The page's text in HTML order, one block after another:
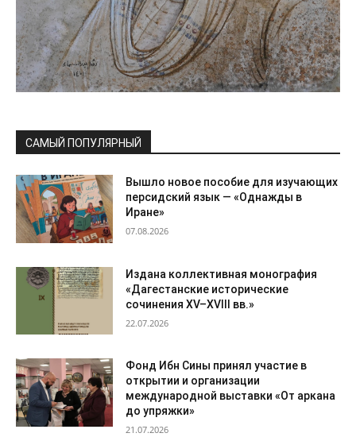
САМЫЙ ПОПУЛЯРНЫЙ
Вышло новое пособие для изучающих
персидский язык — «Однажды в
Иране»
07.08.2026
Издана коллективная монография
«Дагестанские исторические
сочинения XV–XVIII вв.»
22.07.2026
Фонд Ибн Сины принял участие в
открытии и организации
международной выставки «От аркана
до упряжки»
21.07.2026